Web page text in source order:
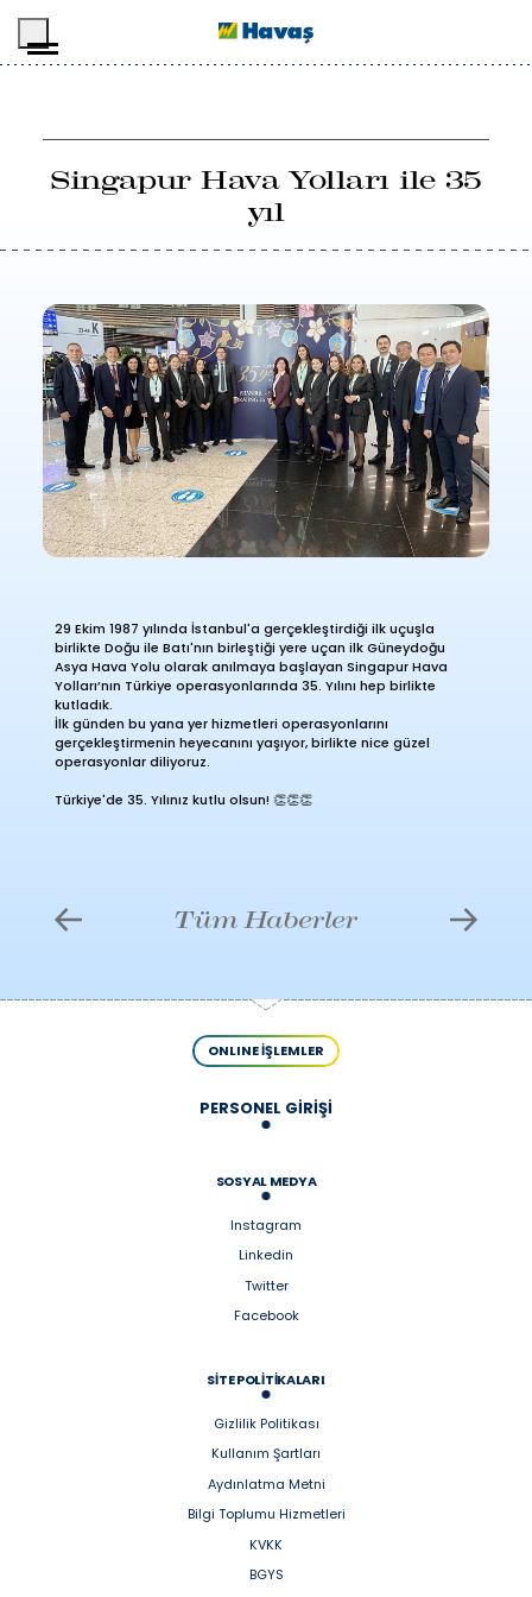
Singapur Hava Yolları ile 35
yıl
29 Ekim 1987 yılında İstanbul'a gerçekleştirdiği ilk uçuşla
birlikte Doğu ile Batı'nın birleştiği yere uçan ilk Güneydoğu
Asya Hava Yolu olarak anılmaya başlayan Singapur Hava
Yolları’nın Türkiye operasyonlarında 35. Yılını hep birlikte
kutladık.
İlk günden bu yana yer hizmetleri operasyonlarını
gerçekleştirmenin heyecanını yaşıyor, birlikte nice güzel
operasyonlar diliyoruz.
Türkiye'de 35. Yılınız kutlu olsun! 👏👏👏
Tüm Haberler
ONLINE İŞLEMLER
PERSONEL GİRİŞİ
SOSYAL MEDYA
Instagram
Linkedin
Twitter
Facebook
SİTE POLİTİKALARI
Gizlilik Politikası
Kullanım Şartları
Aydınlatma Metni
Bilgi Toplumu Hizmetleri
KVKK
BGYS